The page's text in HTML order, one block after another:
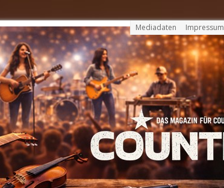
Mediadaten Impressum